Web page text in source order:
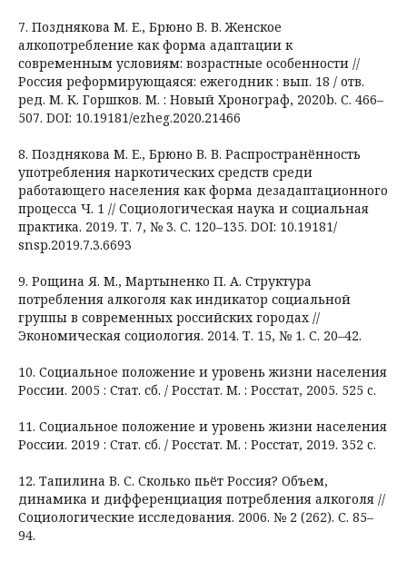
7. Позднякова М. Е., Брюно В. В. Женское
алкопотребление как форма адаптации к
современным условиям: возрастные особенности //
Россия реформирующаяся: ежегодник : вып. 18 / отв.
ред. М. К. Горшков. М. : Новый Хронограф, 2020b. С. 466–
507. DOI: 10.19181/ezheg.2020.21466
8. Позднякова М. Е., Брюно В. В. Распространённость
употребления наркотических средств среди
работающего населения как форма дезадаптационного
процесса Ч. 1 // Социологическая наука и социальная
практика. 2019. Т. 7, № 3. С. 120–135. DOI: 10.19181/
snsp.2019.7.3.6693
9. Рощина Я. М., Мартыненко П. А. Структура
потребления алкоголя как индикатор социальной
группы в современных российских городах //
Экономическая социология. 2014. Т. 15, № 1. С. 20–42.
10. Социальное положение и уровень жизни населения
России. 2005 : Стат. сб. / Росстат. M. : Росстат, 2005. 525 c.
11. Социальное положение и уровень жизни населения
России. 2019 : Стат. сб. / Росстат. M. : Росстат, 2019. 352 c.
12. Тапилина В. С. Сколько пьёт Россия? Объем,
динамика и дифференциация потребления алкоголя //
Социологические исследования. 2006. № 2 (262). С. 85–
94.